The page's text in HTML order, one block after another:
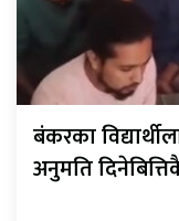
बंकरका
अनुमति